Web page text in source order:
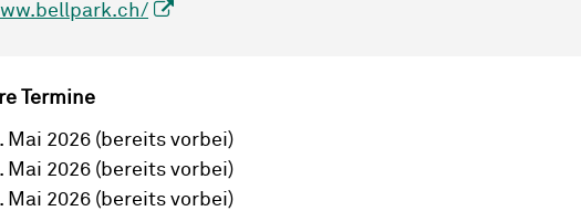
Termine
Mai 2026 (bereits vorbei)
Mai 2026 (bereits vorbei)
Mai 2026 (bereits vorbei)